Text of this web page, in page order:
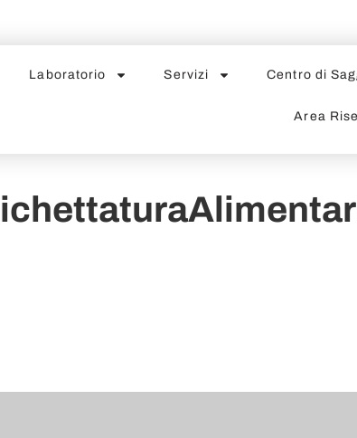
Laboratorio Servizi Centro di
Area